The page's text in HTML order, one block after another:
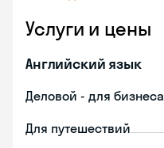
Услуги и цены
Английский язык
Деловой - для бизнеса
Для путешествий